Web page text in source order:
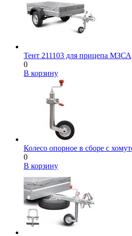
Тент 211103 для прицепа МЗСА
0
В корзину
Колесо опорное в сборе с
0
В корзину